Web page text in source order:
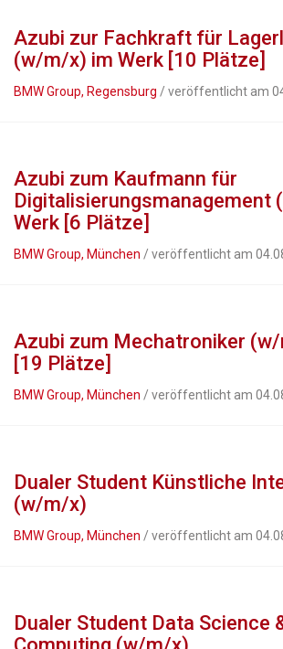
Azubi zur Fachkraft für
(w/m/x) im Werk [10 Plätze]
BMW Group, Regensburg / veröffentlicht am
Azubi zum Kaufmann für
Digitalisierungsmanagement
Werk [6 Plätze]
BMW Group, München / veröffentlicht am
Azubi zum Mechatroniker
[19 Plätze]
BMW Group, München / veröffentlicht am
Dualer Student Künstliche
(w/m/x)
BMW Group, München / veröffentlicht am
Dualer Student Data Science